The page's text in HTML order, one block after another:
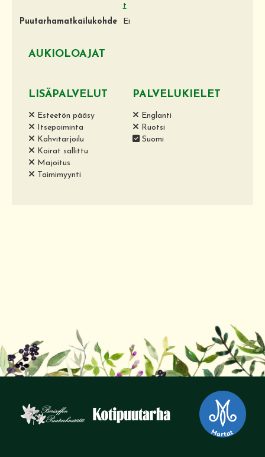
t
Puutarhamatkailukohde
Ei
AUKIOLOAJAT
LISÄPALVELUT
Esteetön pääsy
Itsepoiminta
Kahvitarjoilu
Koirat sallittu
Majoitus
Taimimyynti
PALVELUKIELET
Englanti
Ruotsi
Suomi